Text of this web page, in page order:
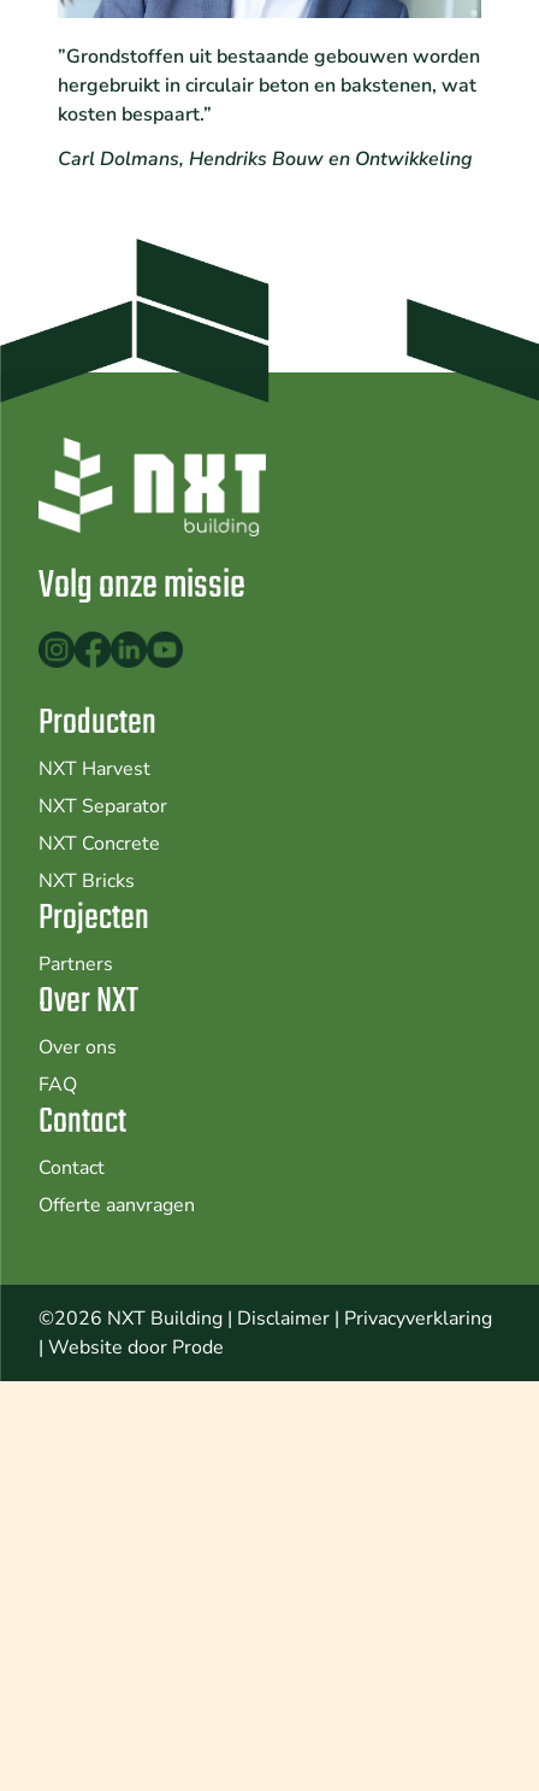
”Grondstoffen uit bestaande gebouwen worden
hergebruikt in circulair beton en bakstenen, wat
kosten bespaart.”
Carl Dolmans, Hendriks Bouw en Ontwikkeling
Volg onze missie
Producten
NXT Harvest
NXT Separator
NXT Concrete
NXT Bricks
Projecten
Partners
Over NXT
Over ons
FAQ
Contact
Contact
Offerte aanvragen
©2026 NXT Building | Disclaimer | Privacyverklaring
| Website door Prode